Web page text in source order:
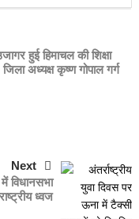
हुई हिमाचल की शिक्षा
अध्यक्ष कृष्ण गोपाल गर्ग
Next
विधानसभा
ध्वज